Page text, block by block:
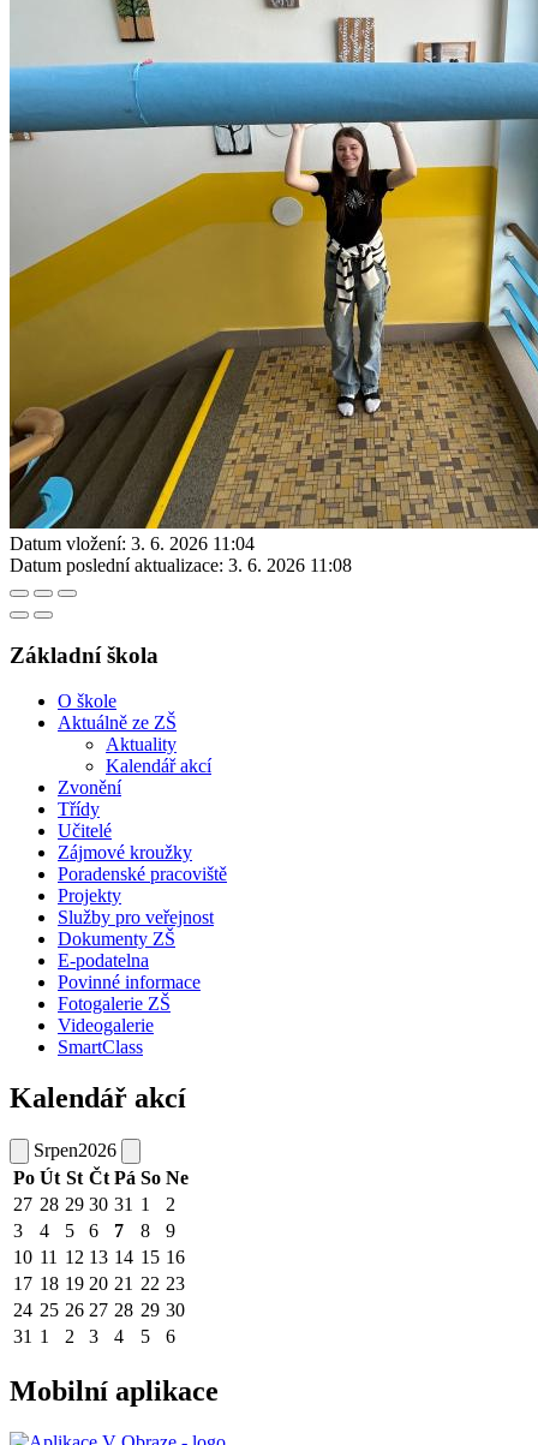
Datum vložení: 3. 6. 2026 11:04
Datum poslední aktualizace: 3. 6. 2026 11:08
Základní škola
O škole
Aktuálně ze ZŠ
Aktuality
Kalendář akcí
Zvonění
Třídy
Učitelé
Zájmové kroužky
Poradenské pracoviště
Projekty
Služby pro veřejnost
Dokumenty ZŠ
E-podatelna
Povinné informace
Fotogalerie ZŠ
Videogalerie
SmartClass
Kalendář akcí
Srpen2026
Po Út St Čt Pá So Ne
27 28 29 30 31 1
2
3
4 5 6 7 8
9
10 11 12 13 14 15 16
17 18 19 20 21 22 23
24 25 26 27 28 29 30
31 1 2 3 4 5 6
Mobilní aplikace